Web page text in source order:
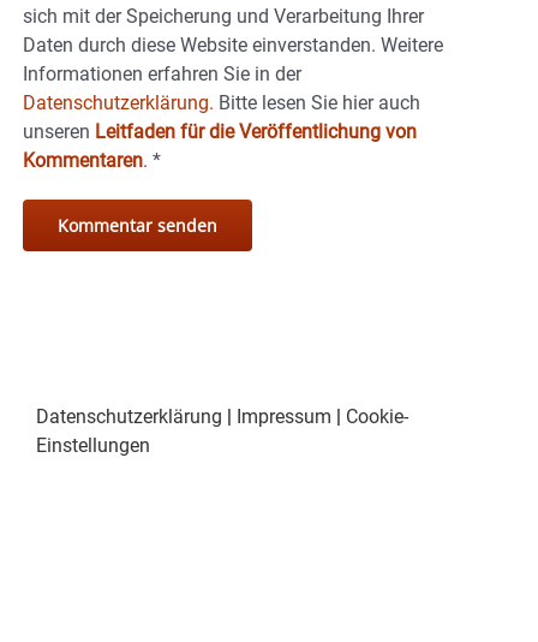
sich mit der Speicherung und Verarbeitung Ihrer
Daten durch diese Website einverstanden. Weitere
Informationen erfahren Sie in der
Datenschutzerklärung. Bitte lesen Sie hier auch
unseren Leitfaden für die Veröffentlichung von
Kommentaren. *
Datenschutzerklärung | Impressum | Cookie-
Einstellungen